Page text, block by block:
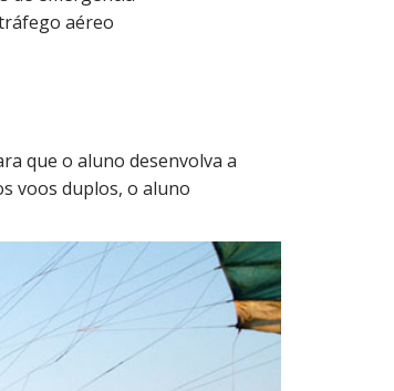
aéreo
que o aluno desenvolva a
voos duplos, o aluno